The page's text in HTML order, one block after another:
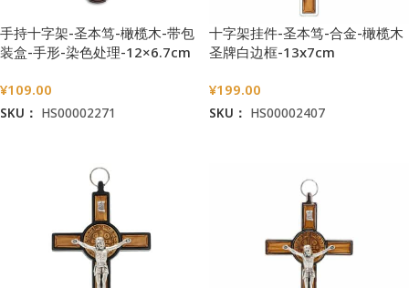
手持十字架-圣本笃-橄榄木-带包
装盒-手形-染色处理-12×6.7cm
¥109.00
SKU： HS00002271
十字架挂件-圣本笃-合金-橄榄木
圣牌白边框-13x7cm
¥199.00
SKU： HS00002407